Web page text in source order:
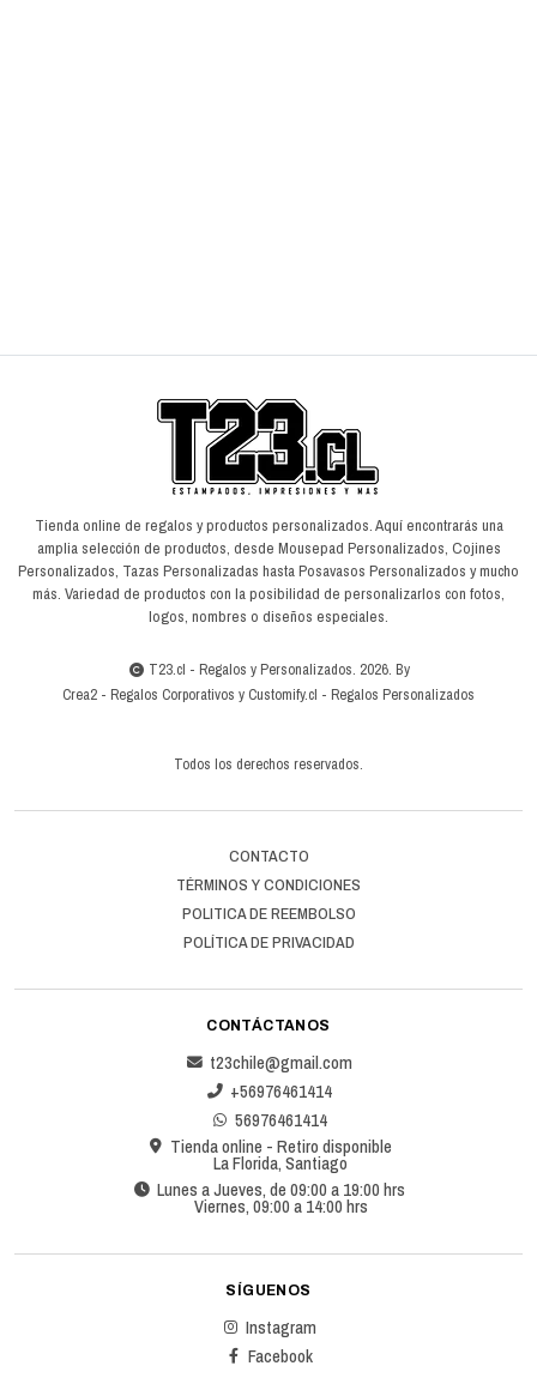
Tienda online de regalos y productos personalizados. Aquí encontrarás una
amplia selección de productos, desde Mousepad Personalizados, Cojines
Personalizados, Tazas Personalizadas hasta Posavasos Personalizados y mucho
más. Variedad de productos con la posibilidad de personalizarlos con fotos,
logos, nombres o diseños especiales.
T23.cl - Regalos y Personalizados. 2026. By
Crea2 - Regalos Corporativos y Customify.cl - Regalos Personalizados
Todos los derechos reservados.
CONTACTO
TÉRMINOS Y CONDICIONES
POLITICA DE REEMBOLSO
POLÍTICA DE PRIVACIDAD
CONTÁCTANOS
t23chile@gmail.com
+56976461414
56976461414
Tienda online - Retiro disponible
La Florida, Santiago
Lunes a Jueves, de 09:00 a 19:00 hrs
Viernes, 09:00 a 14:00 hrs
SÍGUENOS
Instagram
Facebook